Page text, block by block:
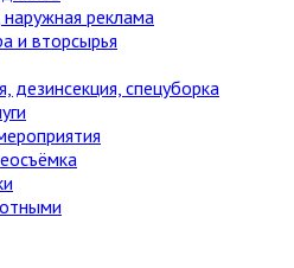
реклама
и вторсырья
дезинсекция, спецуборка